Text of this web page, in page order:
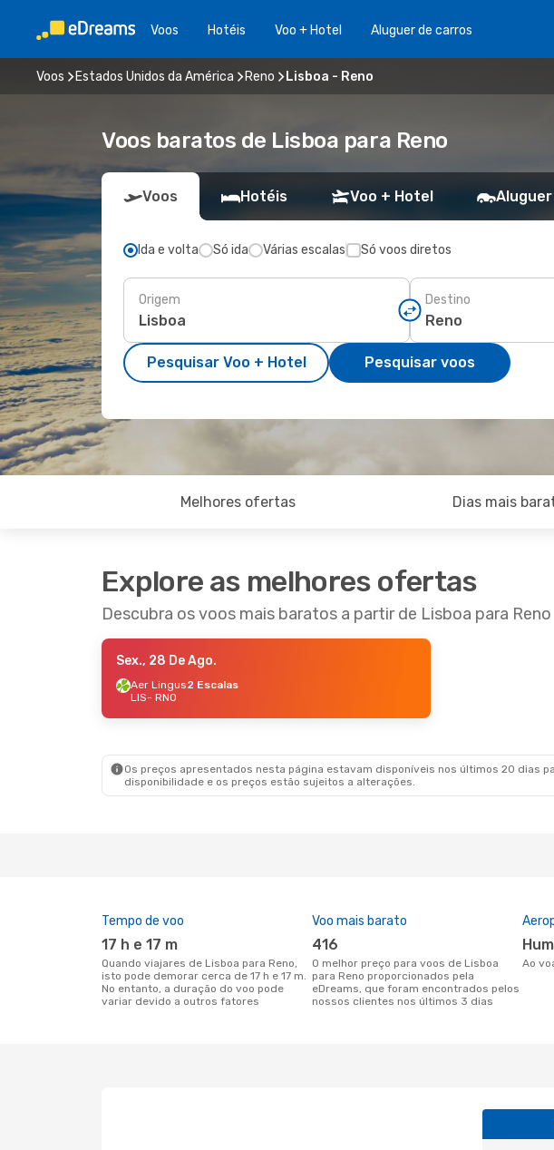
Voos Hotéis Voo + Hotel Aluguer de carros
Voos Estados Unidos da América Reno Lisboa - Reno
Voos baratos de Lisboa para Reno
Voos Hotéis Voo + Hotel
Ida e volta Só ida Várias escalas Só voos diretos
Origem Destino
Pesquisar Voo + Hotel Pesquisar voos
Melhores ofertas Dias mais
Explore as melhores ofertas
Descubra os voos mais baratos a partir de Lisboa para Reno
Sex., 28 De Ago.
Aer Lingus2 Escalas
LIS- RNO
Os preços apresentados nesta página estavam disponíveis nos últimos 20 dias
disponibilidade e os preços estão sujeitos a alterações.
Tempo de voo
17 h e 17 m
Quando viajares de Lisboa para Reno,
isto pode demorar cerca de 17 h e 17 m.
No entanto, a duração do voo pode
variar devido a outros fatores
Voo mais barato
416
O melhor preço para voos de Lisboa
para Reno proporcionados pela
eDreams, que foram encontrados pelos
nossos clientes nos últimos 3 dias
Ao